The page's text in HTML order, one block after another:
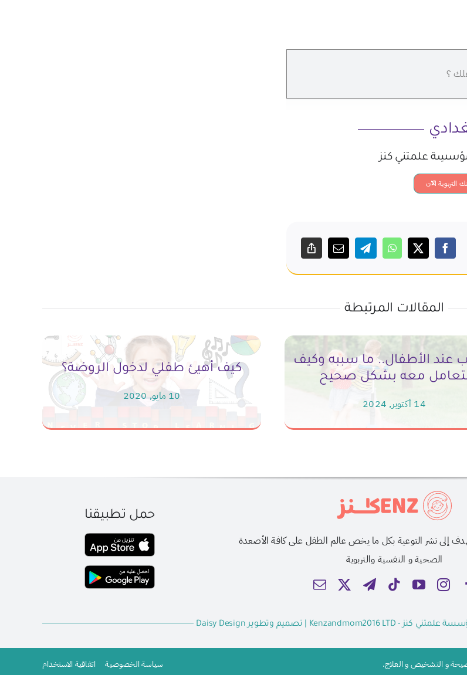
؟
علمتني كنز
الآن
المقالات المرتبطة
عند الأطفال.. ما سببه وكيف
معه بشكل صحيح
14 أكتوبر, 2024
كيف أهيئ طفلي لدخول الروضة؟
10 مايو, 2020
إلى نشر التوعية بكل ما يخص عالم الطفل على كافة الأصعدة
الصحية و النفسية والتربوية
حمل تطبيقنا
Kenzandmom2016 LTD | تصميم وتطويرDaisy Design
و التشخيص و العلاج. سياسة الخصوصية اتفاقية الاستخدام